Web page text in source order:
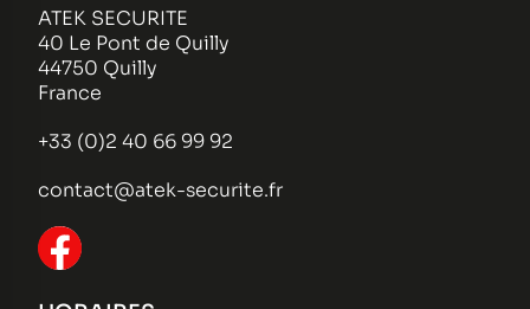
ATEK SECURITE
40 Le Pont de Quilly
44750 Quilly
France
+33 (0)2 40 66 99 92
contact@atek-securite.fr